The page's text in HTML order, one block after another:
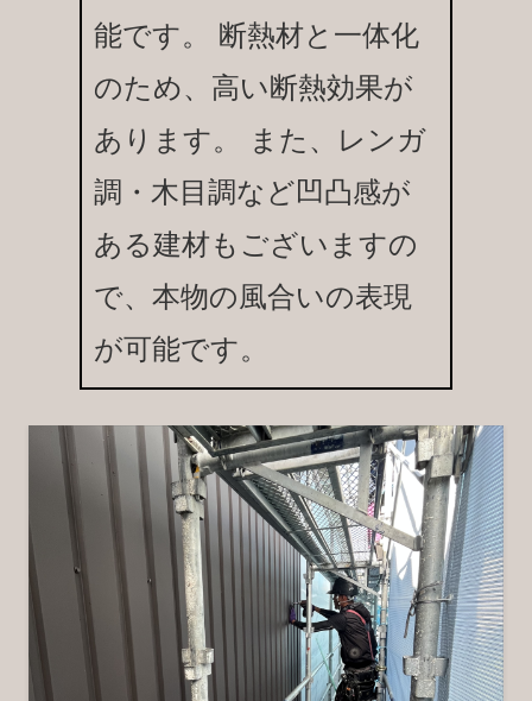
能です。 断熱材と一体化
のため、高い断熱効果が
あります。 また、レンガ
調・木目調など凹凸感が
ある建材もございますの
で、本物の風合いの表現
が可能です。